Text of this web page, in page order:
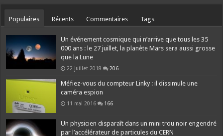
Populaires Récents Commentaires Tags
Un événement cosmique qui n’arrive que tous les 35
000 ans : le 27 juillet, la planète Mars sera aussi grosse
que la Lune
22 juillet 2018 206
Méfiez-vous du compteur Linky : il dissimule une
caméra espion
11 mai 2016 166
Un physicien disparaît dans un mini trou noir engendré
par l’accélérateur de particules du CERN